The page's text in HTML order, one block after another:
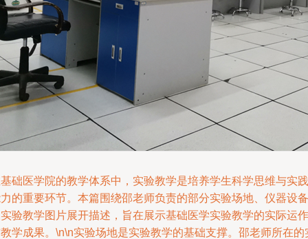
础医学院的教学体系中，实验教学是培养学生科学思维与实践
的重要环节。本篇围绕邵老师负责的部分实验场地、仪器设备
验教学图片展开描述，旨在展示基础医学实验教学的实际运作
学成果。\n\n实验场地是实验教学的基础支撑。邵老师所在的